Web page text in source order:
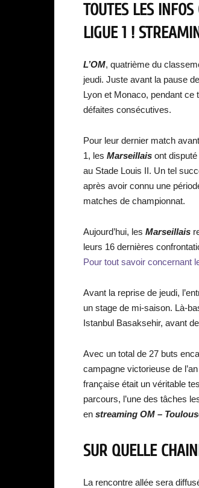
TOUTES LES
LIGUE 1 !
L’OM, quatrième du
jeudi. Juste avant la pause
Lyon et Monaco, pendant
défaites consécutives.
Pour leur dernier match
1, les Marseillais ont
au Stade Louis II. Un tel
après avoir connu une
matches de championnat.
Aujourd’hui, les Marseillais
leurs 16 dernières
Pour tout savoir concernant
Avant la reprise de jeudi,
un stage de mi-saison. Là-
Istanbul Basaksehir, avant
Avec un total de 27 buts
campagne victorieuse de
française était un véritable
parcours, l’une des tâches
en streaming OM –
SUR QUELLE
La rencontre allée sera